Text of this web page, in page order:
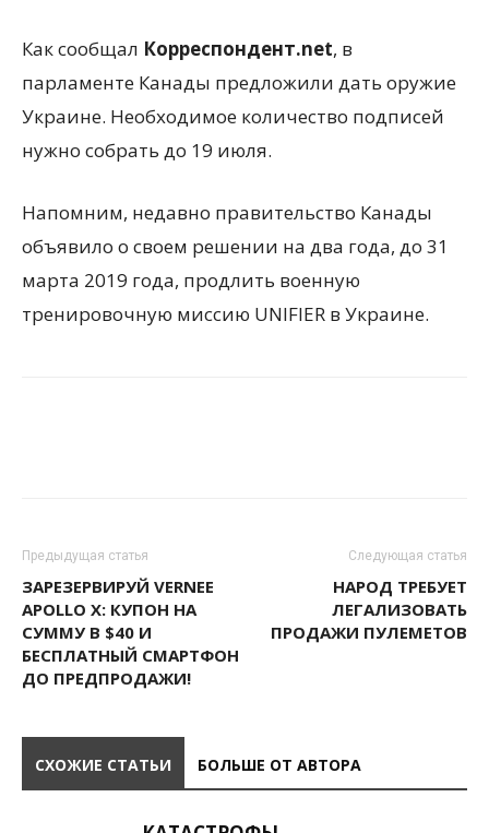
Как сообщал Корреспондент.net, в
парламенте Канады предложили дать оружие
Украине. Необходимое количество подписей
нужно собрать до 19 июля.
Напомним, недавно правительство Канады
объявило о своем решении на два года, до 31
марта 2019 года, продлить военную
тренировочную миссию UNIFIER в Украине.
Предыдущая статья
ЗАРЕЗЕРВИРУЙ VERNEE
APOLLO X: КУПОН НА
СУММУ В $40 И
БЕСПЛАТНЫЙ СМАРТФОН
ДО ПРЕДПРОДАЖИ!
Следующая статья
НАРОД ТРЕБУЕТ
ЛЕГАЛИЗОВАТЬ
ПРОДАЖИ ПУЛЕМЕТОВ
СХОЖИЕ СТАТЬИ БОЛЬШЕ ОТ АВТОРА